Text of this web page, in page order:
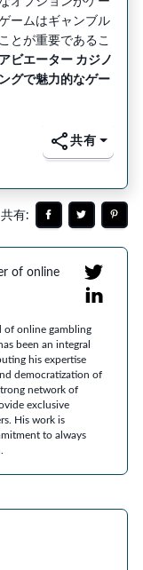
ームはギャンブル
とが重要であるこ
アビエーター カジノ
グで魅力的なゲー
共有
共有:
of online
of online gambling
been an integral
his expertise
democratization of
network of
exclusive
His work is
to always